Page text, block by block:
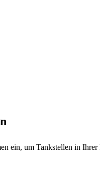
ein, um Tankstellen in